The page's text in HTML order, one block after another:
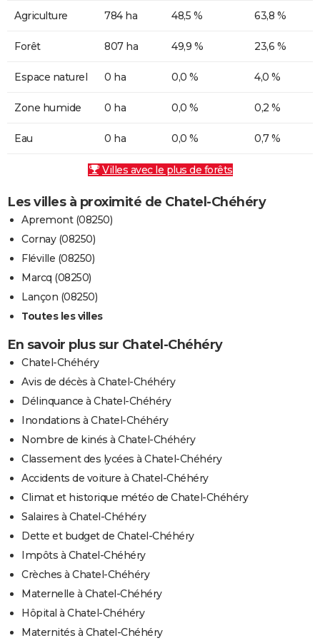
Agriculture 784 ha 48,5 % 63,8 %
Forêt 807 ha 49,9 % 23,6 %
Espace naturel 0 ha 0,0 % 4,0 %
Zone humide 0 ha 0,0 % 0,2 %
Eau 0 ha 0,0 % 0,7 %
Villes avec le plus de forêts
Les villes à proximité de Chatel-Chéhéry
Apremont (08250)
Cornay (08250)
Fléville (08250)
Marcq (08250)
Lançon (08250)
Toutes les villes
En savoir plus sur Chatel-Chéhéry
Chatel-Chéhéry
Avis de décès à Chatel-Chéhéry
Délinquance à Chatel-Chéhéry
Inondations à Chatel-Chéhéry
Nombre de kinés à Chatel-Chéhéry
Classement des lycées à Chatel-Chéhéry
Accidents de voiture à Chatel-Chéhéry
Climat et historique météo de Chatel-Chéhéry
Salaires à Chatel-Chéhéry
Dette et budget de Chatel-Chéhéry
Impôts à Chatel-Chéhéry
Crèches à Chatel-Chéhéry
Maternelle à Chatel-Chéhéry
Hôpital à Chatel-Chéhéry
Maternités à Chatel-Chéhéry